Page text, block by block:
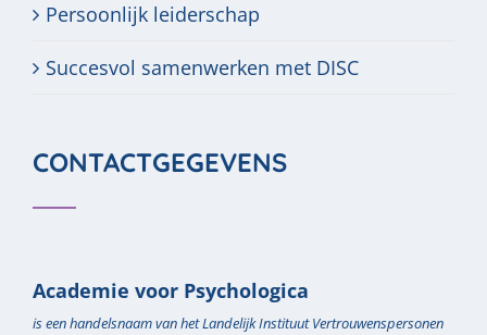
Persoonlijk leiderschap
Succesvol samenwerken met DISC
CONTACTGEGEVENS
Academie voor Psychologica
is een handelsnaam van het Landelijk Instituut Vertrouwenspersonen